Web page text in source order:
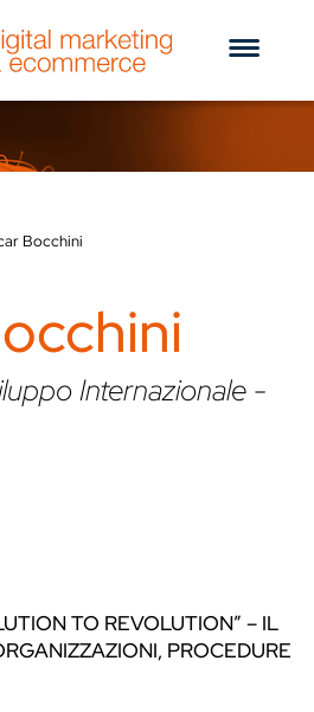
Bocchini
Internazionale -
TO REVOLUTION” – IL
PROCEDURE